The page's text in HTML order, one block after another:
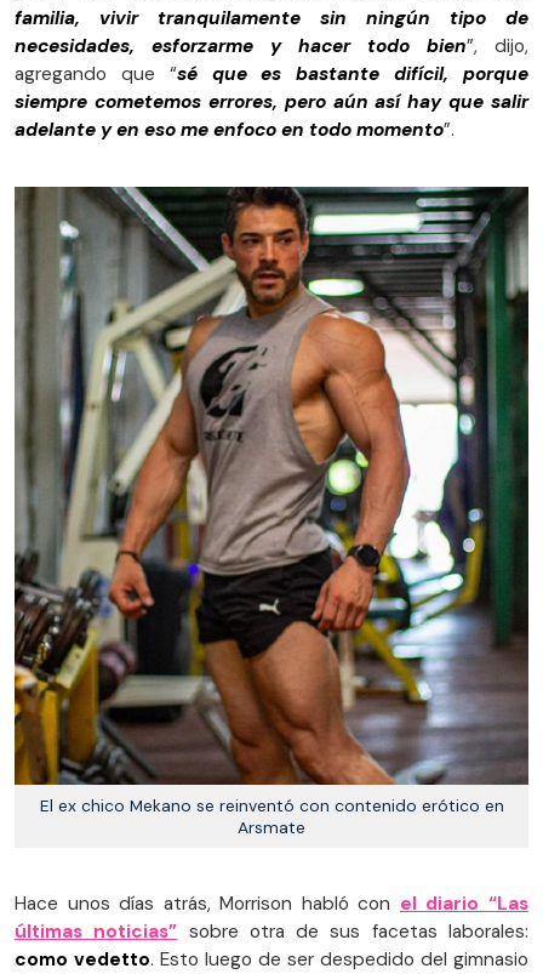
familia, vivir tranquilamente sin ningún tipo de
necesidades, esforzarme y hacer todo bien”, dijo,
agregando que “sé que es bastante difícil, porque
siempre cometemos errores, pero aún así hay que salir
adelante y en eso me enfoco en todo momento”.
El ex chico Mekano se reinventó con contenido erótico en
Arsmate
Hace unos días atrás, Morrison habló con el diario “Las
últimas noticias” sobre otra de sus facetas laborales:
como vedetto. Esto luego de ser despedido del gimnasio